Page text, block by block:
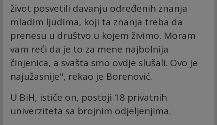
život posvetili davanju određenih znanja
mladim ljudima, koji ta znanja treba da
prenesu u društvo u kojem živimo. Moram
vam reći da je to za mene najbolnija
činjenica, a svašta smo ovdje slušali. Ovo je
najužasnije", rekao je Borenović.
U BiH, ističe on, postoji 18 privatnih
univerziteta sa brojnim odjeljenjima.